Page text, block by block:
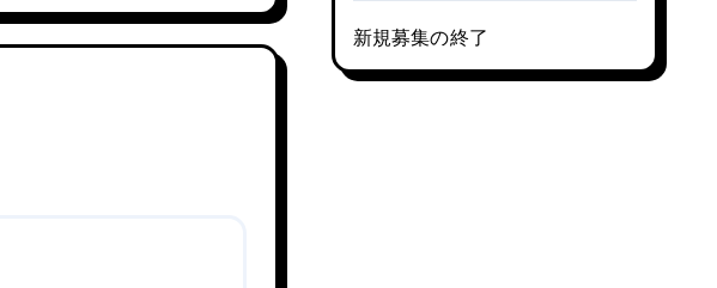
新規募集の終了